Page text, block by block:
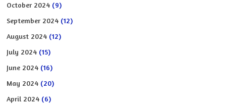
October 2024 (9)
September 2024 (12)
August 2024 (12)
July 2024 (15)
June 2024 (16)
May 2024 (20)
April 2024 (6)